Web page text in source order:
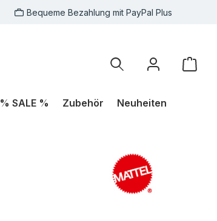
Bequeme Bezahlung mit PayPal Plus
% SALE % Zubehör Neuheiten